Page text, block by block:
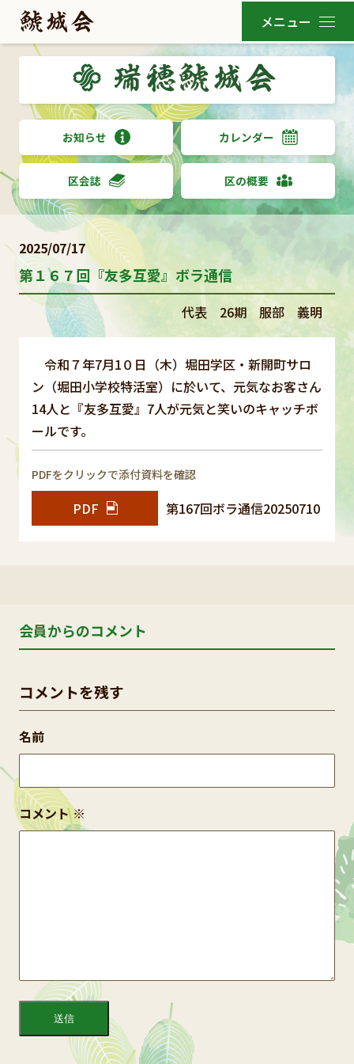
お知らせ カレンダー
区会誌 区の概要
2025/07/17
第１６７回『友多互愛』ボラ通信
代表 26期 服部 義明
令和７年7月1０日（木）堀田学区・新開町サロ
ン（堀田小学校特活室）に於いて、元気なお客さん
14人と『友多互愛』7人が元気と笑いのキャッチボ
ールです。
PDFをクリックで添付資料を確認
PDF 第167回ボラ通信20250710
会員からのコメント
コメントを残す
コメント※
名前